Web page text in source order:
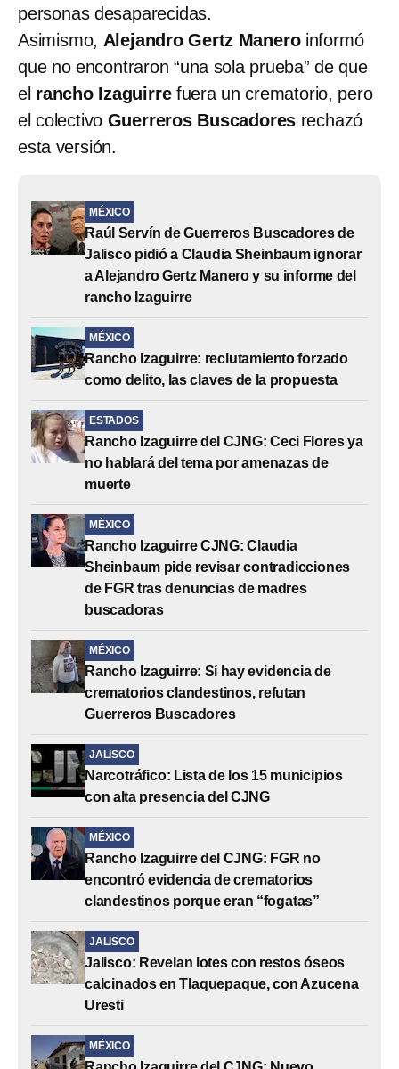
personas desaparecidas.
Asimismo, Alejandro Gertz Maneroinformó
que no encontraron “una sola prueba” de que
el rancho Izaguirre fuera un crematorio, pero
el colectivo Guerreros Buscadores rechazó
esta versión.
MÉXICO
Raúl Servín de Guerreros Buscadores de
Jalisco pidió a Claudia Sheinbaum ignorar
a Alejandro Gertz Manero y su informe del
rancho Izaguirre
MÉXICO
Rancho Izaguirre: reclutamiento forzado
como delito, las claves de la propuesta
ESTADOS
Rancho Izaguirre del CJNG: Ceci Flores ya
no hablará del tema por amenazas de
muerte
MÉXICO
Rancho Izaguirre CJNG: Claudia
Sheinbaum pide revisar contradicciones
de FGR tras denuncias de madres
buscadoras
MÉXICO
Rancho Izaguirre: Sí hay evidencia de
crematorios clandestinos, refutan
Guerreros Buscadores
JALISCO
Narcotráfico: Lista de los 15 municipios
con alta presencia del CJNG
MÉXICO
Rancho Izaguirre del CJNG: FGR no
encontró evidencia de crematorios
clandestinos porque eran “fogatas”
JALISCO
Jalisco: Revelan lotes con restos óseos
calcinados en Tlaquepaque, con Azucena
Uresti
MÉXICO